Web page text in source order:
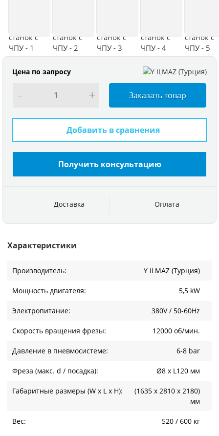
Характеристики
Производитель: Y ILMAZ (Турция)
Мощность двигателя: 5,5 kW
Электропитание: 380V / 50-60Hz
Скорость вращения фрезы: 12000 об/мин.
Давление в пневмосистеме: 6-8 bar
Фреза (макс. d / посадка): Ø8 x L120 мм
Габаритные размеры (W x L x H):
(1635 x 2810 х 2180)
мм
Вес: 520 / 600 кг
Цена по запросу
- + Заказать товар
Добавить в сравнения
Получить консультацию
Доставка Оплата